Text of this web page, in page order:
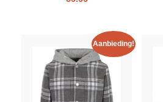
Aanbieding!